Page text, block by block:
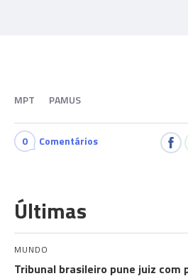
MPT PAMUS
0 Comentários
Últimas
MUNDO
Tribunal brasileiro pune juiz com